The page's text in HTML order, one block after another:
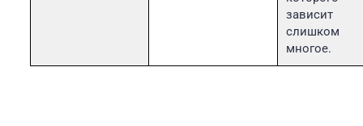
зависит
слишком
многое.